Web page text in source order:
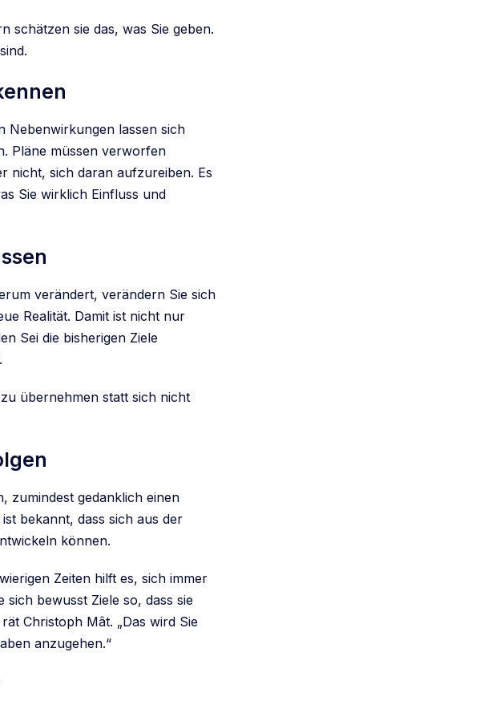
schätzen sie das, was Sie geben.
Nebenwirkungen lassen sich
Pläne müssen verworfen
nicht, sich daran aufzureiben. Es
Sie wirklich Einfluss und
verändert, verändern Sie sich
Realität. Damit ist nicht nur
Sei die bisherigen Ziele
übernehmen statt sich nicht
zumindest gedanklich einen
ist bekannt, dass sich aus der
können.
Zeiten hilft es, sich immer
bewusst Ziele so, dass sie
Christoph Mât. „Das wird Sie
anzugehen.“